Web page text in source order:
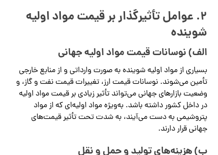
2. عوامل تأثیرگذار بر قیمت مواد اولیه
شوینده
الف) نوسانات قیمت مواد اولیه جهانی
بسیاری از مواد اولیه شوینده به صورت وارداتی و از منابع خارجی
تأمین می‌شوند. نوسانات قیمت ارز، تغییرات قیمت نفت و گاز، و
وضعیت بازارهای جهانی می‌تواند تأثیر زیادی بر قیمت مواد اولیه
در داخل کشور داشته باشد. به‌ویژه مواد اولیه‌ای که از مواد
پتروشیمی به دست می‌آیند، به شدت تحت تأثیر قیمت‌های
جهانی قرار دارند.
ب) هزینه‌های تولید و حمل و نقل